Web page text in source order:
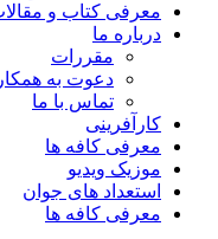
معرفی کتاب و
درباره ما
مقررات
دعوت به
تماس با ما
کارآفرینی
معرفی کافه ها
موزیک ویدیو
استعداد های جوان
معرفی کافه ها